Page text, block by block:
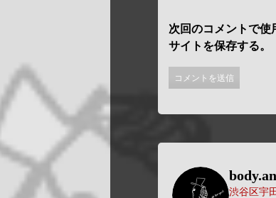
次回のコメントで使
サイトを保存する。
渋谷区宇